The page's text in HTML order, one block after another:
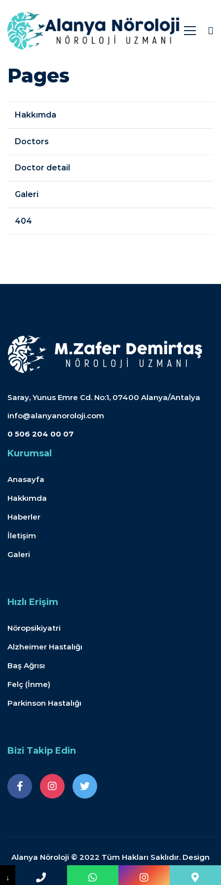
Pages
Pages
Hakkımda
Doctors
Doctor detail
Galeri
404
Saray, Yunus Emre Cd. No:1, 07400 Alanya/Antalya
info@alanyanoroloji.com
0 506 204 00 07
Kurumsal
Anasayfa
Hakkımda
Haberler
İletişim
Galeri
Hızlı Erişim
Nöropsikiyatri
Alzheimer Hastalığı
Baş Ağrısı
Felç (İnme)
Parkinson Hastalığı
Bizi Takip Edin
Alanya Nöroloji © 2022 Tüm Hakları Saklıdır. Design
by Doganpdemir.com
↓